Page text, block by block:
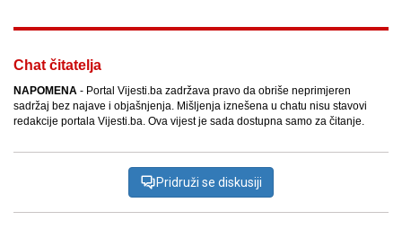
Chat čitatelja
NAPOMENA - Portal Vijesti.ba zadržava pravo da obriše neprimjeren
sadržaj bez najave i objašnjenja. Mišljenja iznešena u chatu nisu stavovi
redakcije portala Vijesti.ba. Ova vijest je sada dostupna samo za čitanje.
Pridruži se diskusiji